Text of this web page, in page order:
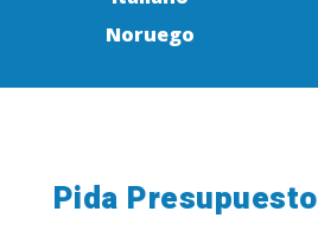
Noruego
Pida Presupuesto